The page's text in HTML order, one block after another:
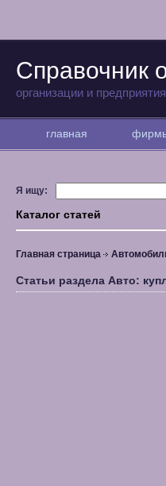
Справочник
организации и
главная
Я ищу:
Каталог статей
Главная страница
Статьи раздела Авто: